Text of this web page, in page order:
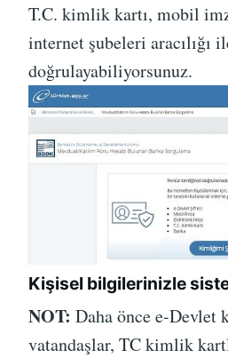
T.C. kimlik kartı, mobil
internet şubeleri aracılığı
doğrulayabiliyorsunuz.
Kişisel bilgilerinizle
NOT: Daha önce e-Devlet
vatandaşlar, TC kimlik